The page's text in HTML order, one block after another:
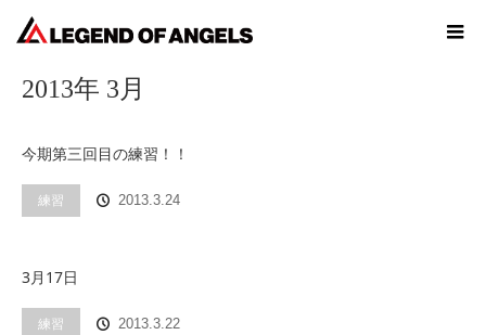
2013年 3月
2013年 3月
今期第三回目の練習！！
練習 2013.3.24
3月17日
練習 2013.3.22